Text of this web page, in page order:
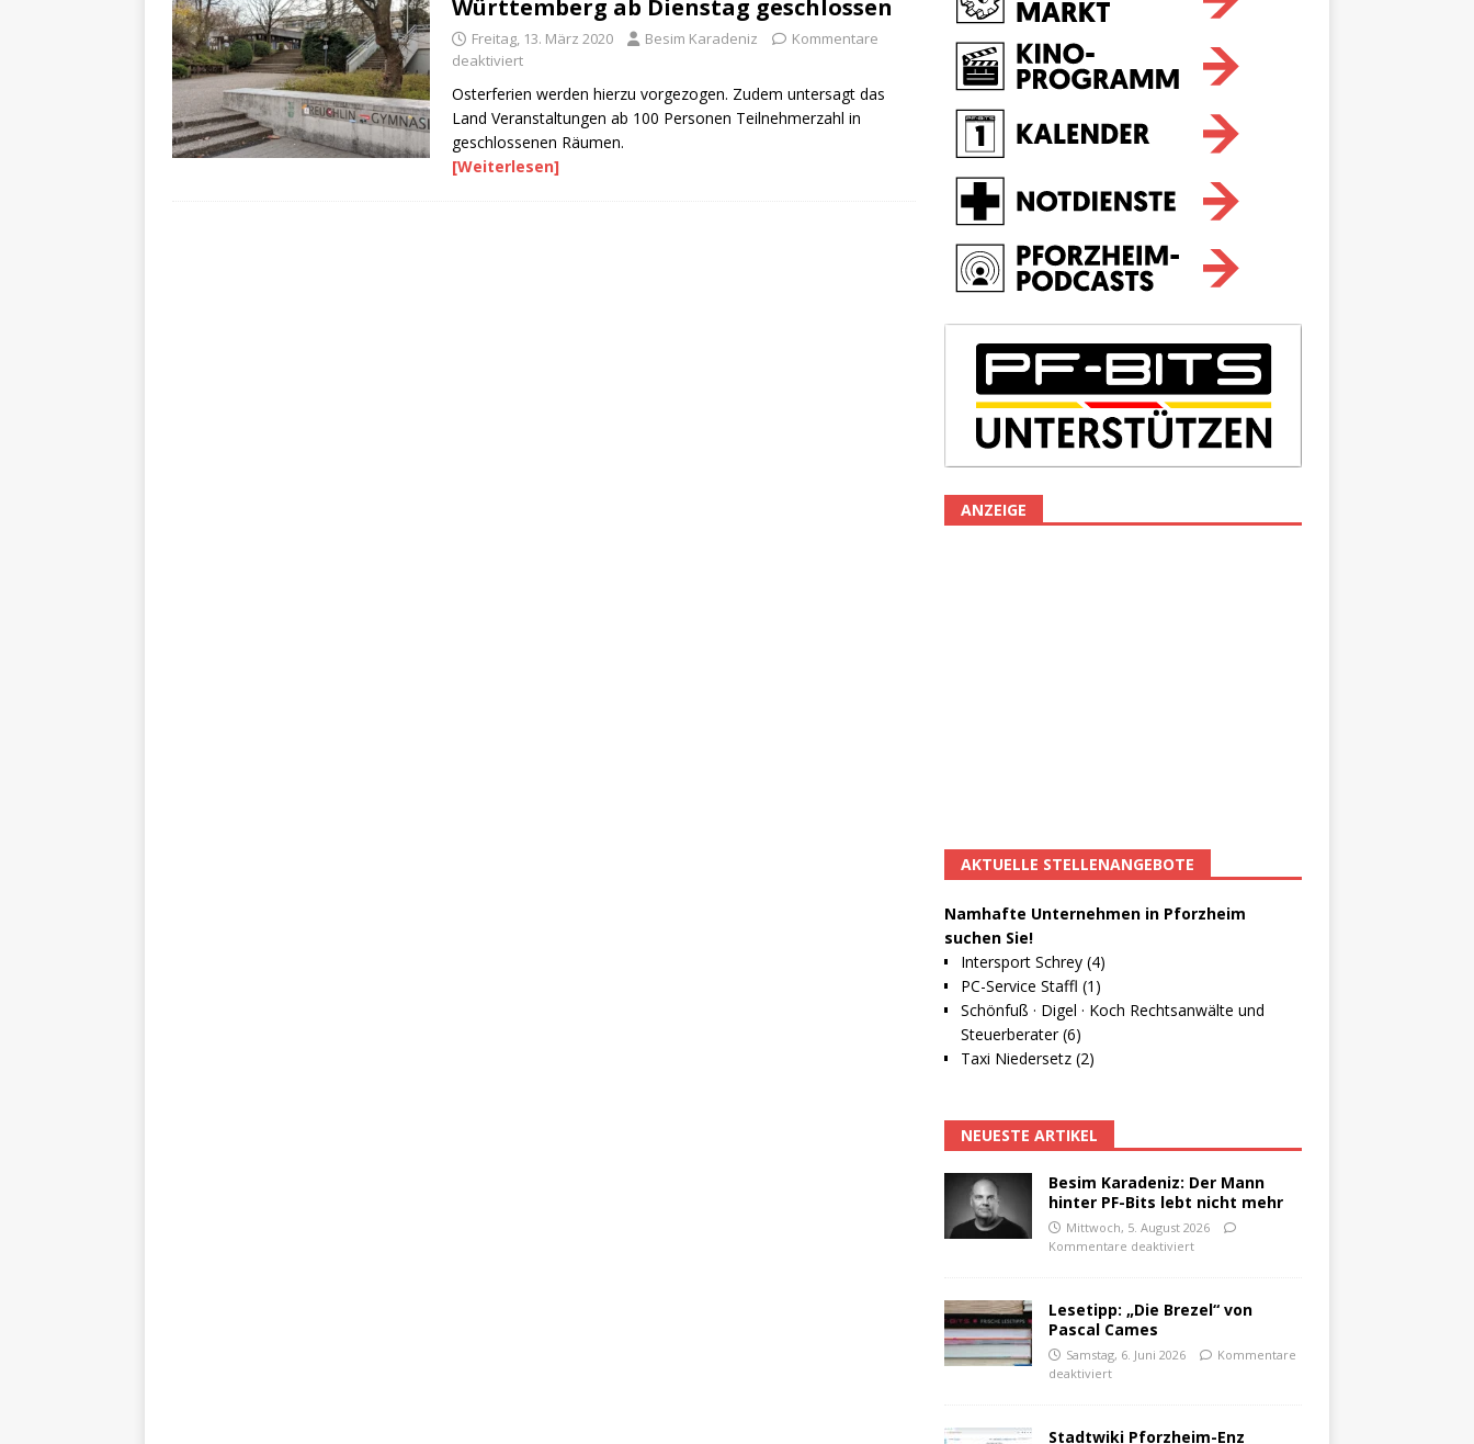
Württemberg ab Dienstag geschlossen
Freitag, 13. März 2020 Besim Karadeniz
Kommentare
deaktiviert
Osterferien werden hierzu vorgezogen. Zudem untersagt das
Land Veranstaltungen ab 100 Personen Teilnehmerzahl in
geschlossenen Räumen.
[Weiterlesen]
ANZEIGE
AKTUELLE STELLENANGEBOTE
Namhafte Unternehmen in Pforzheim
suchen Sie!
Intersport Schrey (4)
PC-Service Staffl (1)
Schönfuß · Digel · Koch Rechtsanwälte und
Steuerberater (6)
Taxi Niedersetz (2)
NEUESTE ARTIKEL
Besim Karadeniz: Der Mann
hinter PF-Bits lebt nicht mehr
Mittwoch, 5. August 2026
Kommentare deaktiviert
Lesetipp: „Die Brezel“ von
Pascal Cames
Samstag, 6. Juni 2026
Kommentare
deaktiviert
Stadtwiki Pforzheim-Enz